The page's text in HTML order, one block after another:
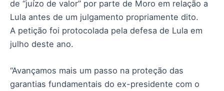
de “juízo de valor” por parte de Moro em relação a
Lula antes de um julgamento propriamente dito.
A petição foi protocolada pela defesa de Lula em
julho deste ano.
“Avançamos mais um passo na proteção das
garantias fundamentais do ex-presidente com o